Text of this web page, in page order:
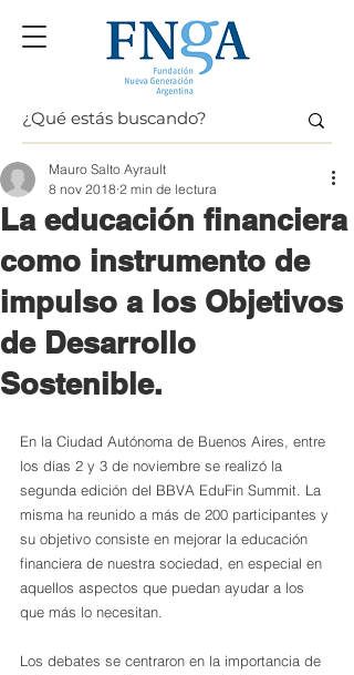
La educación financiera
como instrumento de
impulso a los Objetivos
de Desarrollo
Sostenible.
Mauro Salto Ayrault
8 nov 2018 2 min de lectura
En la Ciudad Autónoma de Buenos Aires, entre
los días 2 y 3 de noviembre se realizó la
segunda edición del BBVA EduFin Summit. La
misma ha reunido a más de 200 participantes y
su objetivo consiste en mejorar la educación
financiera de nuestra sociedad, en especial en
aquellos aspectos que puedan ayudar a los
que más lo necesitan.
Los debates se centraron en la importancia de